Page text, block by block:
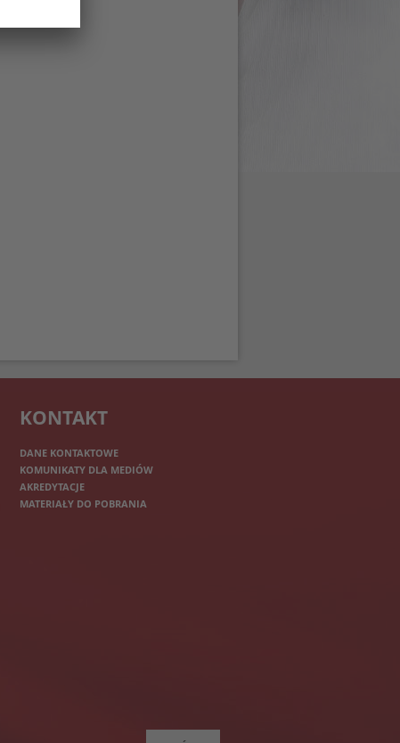
KONTAKT
DANE KONTAKTOWE
KOMUNIKATY DLA MEDIÓW
AKREDYTACJE
MATERIAŁY DO POBRANIA